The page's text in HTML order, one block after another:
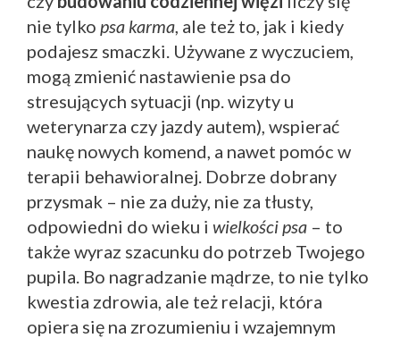
nie tylko psa karma , ale też to, jak i kiedy
podajesz smaczki. Używane z wyczuciem,
mogą zmienić nastawienie psa do
stresujących sytuacji (np. wizyty u
weterynarza czy jazdy autem), wspierać
naukę nowych komend, a nawet pomóc w
terapii behawioralnej. Dobrze dobrany
przysmak – nie za duży, nie za tłusty,
odpowiedni do wieku i wielkości psa – to
także wyraz szacunku do potrzeb Twojego
pupila. Bo nagradzanie mądrze, to nie tylko
kwestia zdrowia, ale też relacji, która
opiera się na zrozumieniu i wzajemnym